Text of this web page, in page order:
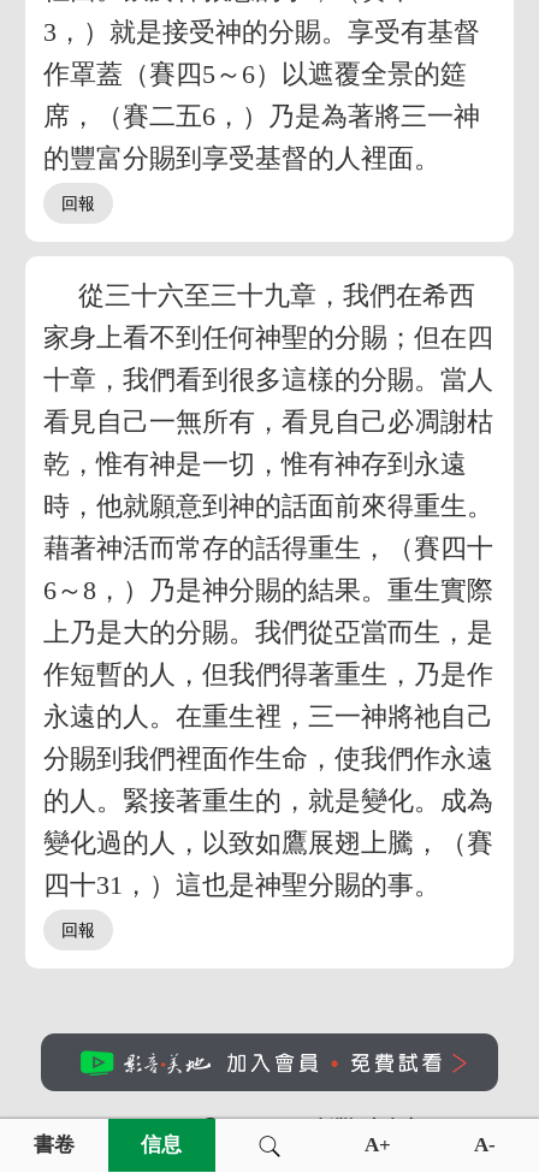
3，）就是接受神的分賜。享受有基督
作罩蓋（賽四5～6）以遮覆全景的筵
席，（賽二五6，）乃是為著將三一神
的豐富分賜到享受基督的人裡面。
從三十六至三十九章，我們在希西
家身上看不到任何神聖的分賜；但在四
十章，我們看到很多這樣的分賜。當人
看見自己一無所有，看見自己必凋謝枯
乾，惟有神是一切，惟有神存到永遠
時，他就願意到神的話面前來得重生。
藉著神活而常存的話得重生，（賽四十
6～8，）乃是神分賜的結果。重生實際
上乃是大的分賜。我們從亞當而生，是
作短暫的人，但我們得著重生，乃是作
永遠的人。在重生裡，三一神將祂自己
分賜到我們裡面作生命，使我們作永遠
的人。緊接著重生的，就是變化。成為
變化過的人，以致如鷹展翅上騰，（賽
四十31，）這也是神聖分賜的事。
書卷 信息 A+ A-